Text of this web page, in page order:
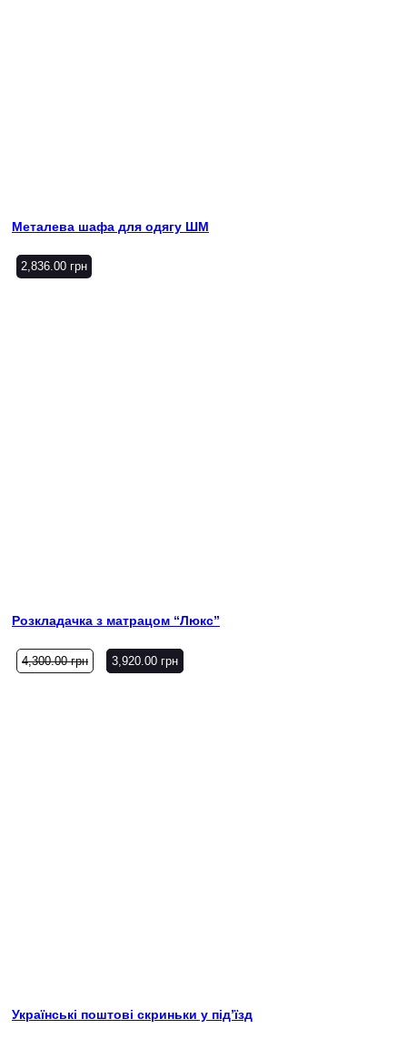
Металева шафа для одягу ШМ
2,836.00 грн
Розкладачка з матрацом “Люкс”
4,300.00грн 3,920.00 грн
Українські поштові скриньки у під’їзд